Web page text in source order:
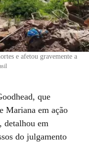
e afetou gravemente a
que
Mariana em ação
detalhou em
do julgamento